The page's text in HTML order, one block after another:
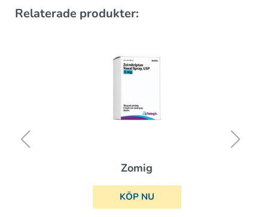
Relaterade produkter:
Zomig
KÖP NU